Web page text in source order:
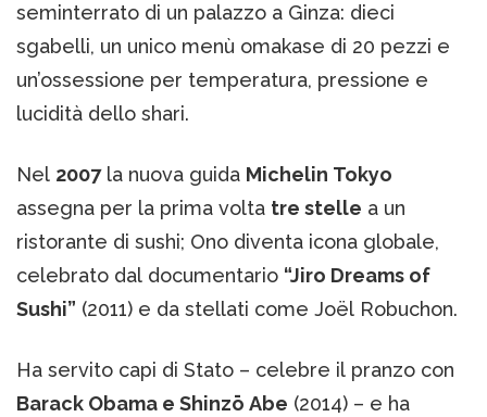
seminterrato di un palazzo a Ginza: dieci
sgabelli, un unico menù omakase di 20 pezzi e
un’ossessione per temperatura, pressione e
lucidità dello shari.
Nel 2007la nuova guida Michelin Tokyo
assegna per la prima volta tre stelle a un
ristorante di sushi; Ono diventa icona globale,
celebrato dal documentario “Jiro Dreams of
Sushi” (2011) e da stellati come Joël Robuchon.
Ha servito capi di Stato – celebre il pranzo con
Barack Obama e Shinzō Abe (2014) – e ha